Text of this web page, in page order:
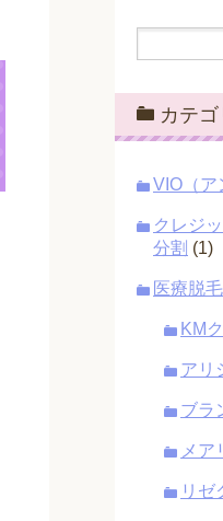
カテ
VIO（ア
クレジ
分割 (1)
医療脱毛
KM
アリ
ブラ
メア
リゼ